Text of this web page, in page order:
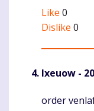
Like 0
Dislike 0
Ixeuow -
Komentaras
order